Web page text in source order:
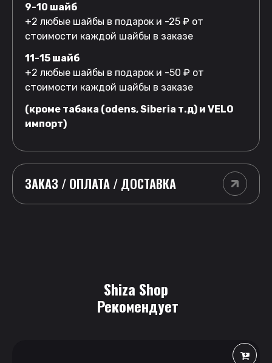
9-10 шайб
+2 любые шайбы в подарок и -25 ₽ от
стоимости каждой шайбы в заказе
11-15 шайб
+2 любые шайбы в подарок и -50 ₽ от
стоимости каждой шайбы в заказе
(кроме табака (odens, Siberia т.д) и VELO
импорт)
ЗАКАЗ / ОПЛАТА / ДОСТАВКА
Shiza Shop
Рекомендует